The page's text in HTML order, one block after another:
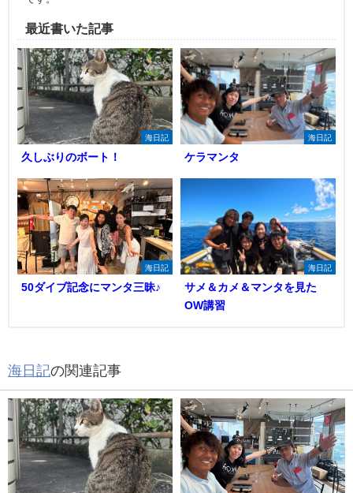
最近書いた記事
海日記
久しぶりのボート！
海日記
ケラマンタ
海日記
50ダイブ記念にマンタ三昧♪
海日記
サメ＆カメ＆マンタを見た
OW講習
海日記の関連記事